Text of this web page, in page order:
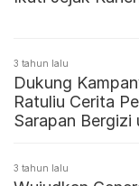
3 tahun lalu
Dukung
Ratuliu Cerita
Sarapan Bergizi
3 tahun lalu